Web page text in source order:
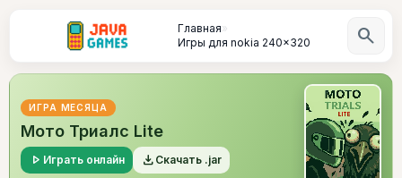
Главная»
Игры для nokia 240x320
search
ИГРА МЕСЯЦА
Мото Триалс Lite
play_arrow Играть онлайн file_download Скачать .jar